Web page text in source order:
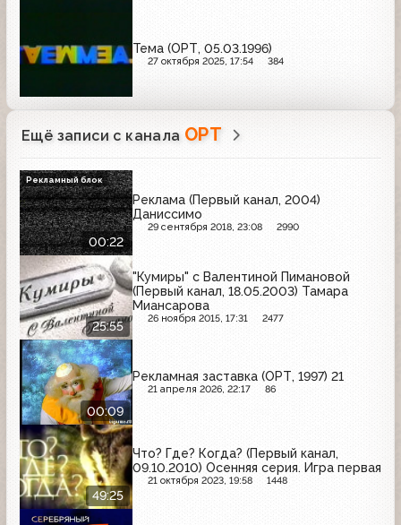
Тема (ОРТ, 05.03.1996)
27 октября 2025, 17:54 384
Ещё записи с канала ОРТ
00:22
Реклама (Первый канал, 2004)
Даниссимо
29 сентября 2018, 23:08 2990
Рекламный блок
25:55
"Кумиры" с Валентиной Пимановой
(Первый канал, 18.05.2003) Тамара
Миансарова
26 ноября 2015, 17:31 2477
00:09
Рекламная заставка (ОРТ, 1997) 21
21 апреля 2026, 22:17 86
49:25
Что? Где? Когда? (Первый канал,
09.10.2010) Осенняя серия. Игра первая
21 октября 2023, 19:58 1448